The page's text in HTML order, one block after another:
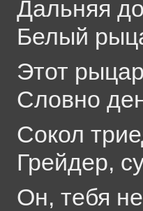
Дальняя
Белый
Этот
Словно
Сокол
Грейдер,
Он, тебя